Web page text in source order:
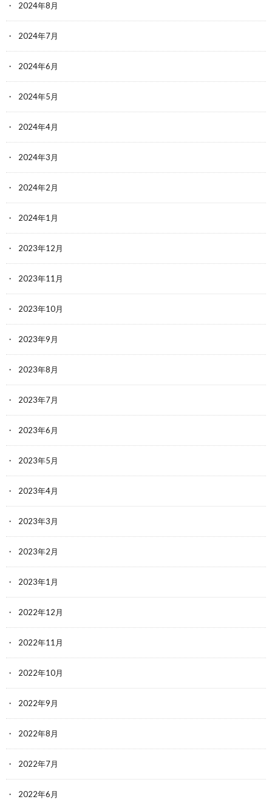
2024年8月
2024年7月
2024年6月
2024年5月
2024年4月
2024年3月
2024年2月
2024年1月
2023年12月
2023年11月
2023年10月
2023年9月
2023年8月
2023年7月
2023年6月
2023年5月
2023年4月
2023年3月
2023年2月
2023年1月
2022年12月
2022年11月
2022年10月
2022年9月
2022年8月
2022年7月
2022年6月